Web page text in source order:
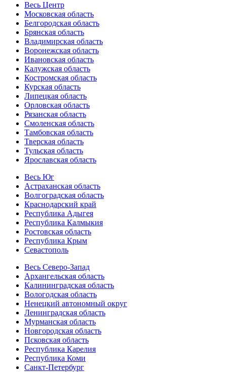
Весь Центр
Московская область
Белгородская область
Брянская область
Владимирская область
Воронежская область
Ивановская область
Калужская область
Костромская область
Курская область
Липецкая область
Орловская область
Рязанская область
Смоленская область
Тамбовская область
Тверская область
Тульская область
Ярославская область
Весь Юг
Астраханская область
Волгоградская область
Краснодарский край
Республика Адыгея
Республика Калмыкия
Ростовская область
Республика Крым
Севастополь
Весь Северо-Запад
Архангельская область
Калининградская область
Вологодская область
Ненецкий автономный округ
Ленинградская область
Мурманская область
Новгородская область
Псковская область
Республика Карелия
Республика Коми
Санкт-Петербург